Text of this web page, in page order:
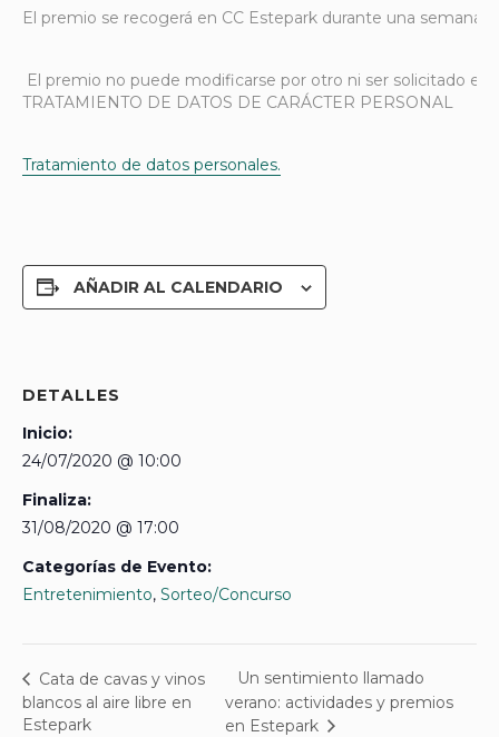
El premio se recogerá en CC Estepark durante una semana
El premio no puede modificarse por otro ni ser solicitado en
TRATAMIENTO DE DATOS DE CARÁCTER PERSONAL
Tratamiento de datos personales.
AÑADIR AL CALENDARIO
DETALLES
Inicio:
24/07/2020 @ 10:00
Finaliza:
31/08/2020 @ 17:00
Categorías de Evento:
Entretenimiento, Sorteo/Concurso
Cata de cavas y vinos
blancos al aire libre en
Estepark
Un sentimiento llamado
verano: actividades y premios
en Estepark